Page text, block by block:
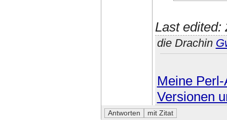
Last edited:
die Drachin
Meine
Versionen